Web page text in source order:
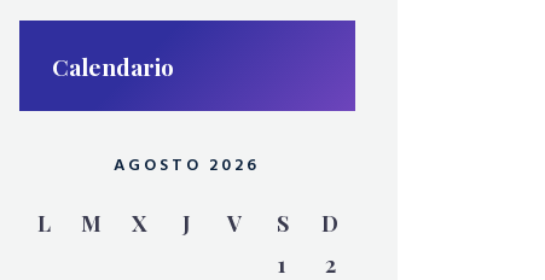
Calendario
AGOSTO 2026
L M X J V S
D
1
2